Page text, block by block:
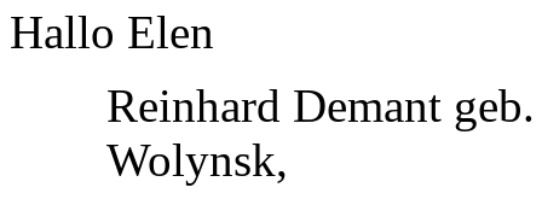
Hallo Elen
Reinhard Demant
Wolynsk,